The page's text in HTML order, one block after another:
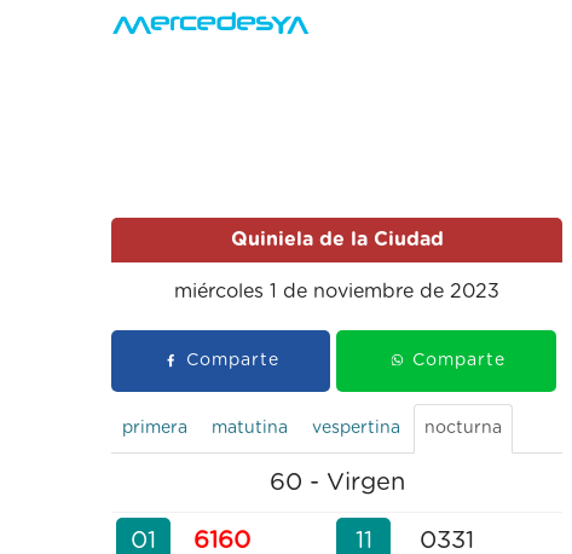
Quiniela de la Ciudad
miércoles 1 de noviembre de 2023
Comparte Comparte
primera matutina vespertina nocturna
60 - Virgen
01 6160 11 0331